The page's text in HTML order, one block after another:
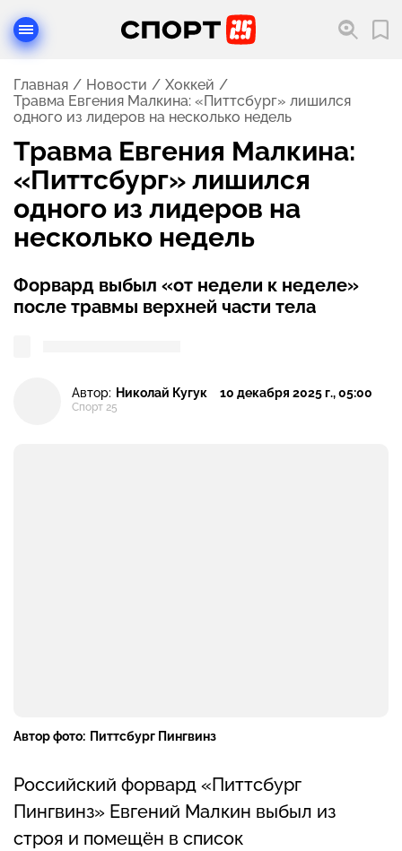
Главная Новости
Хоккей
Травма Евгения Малкина: «Питтсбург» лишился
одного из лидеров на несколько недель
Травма Евгения Малкина:
«Питтсбург» лишился
одного из лидеров на
несколько недель
Форвард выбыл «от недели к неделе»
после травмы верхней части тела
Автор: Николай Кугук
Спорт 25
10 декабря 2025 г., 05:00
Автор фото: Питтсбург Пингвинз
Российский форвард «Питтсбург
Пингвинз» Евгений Малкин выбыл из
строя и помещён в список